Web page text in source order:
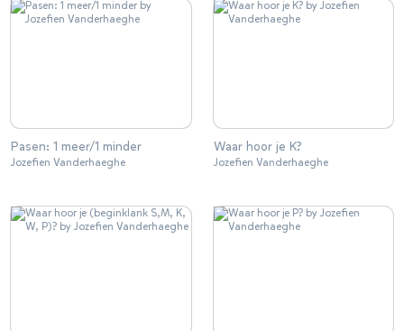
Pasen: 1 meer/1 minder
Jozefien Vanderhaeghe
Waar hoor je K?
Jozefien Vanderhaeghe